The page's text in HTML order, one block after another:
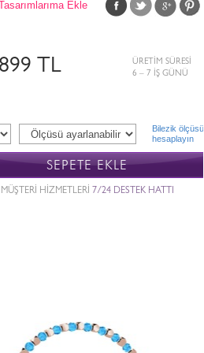
Ekle
TL
ÜRETİM SÜRESİ
6 – 7 İŞ GÜNÜ
Bilezik ölçüsü
hesaplayın
SEPETE EKLE
MÜŞTERİ HİZMETLERİ 7/24 DESTEK HATTI